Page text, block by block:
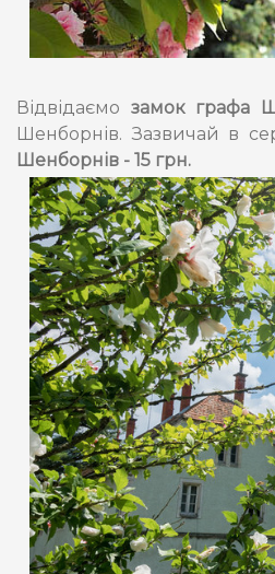
Відвідаємо замок графа
Шенборнів. Зазвичай в
Шенборнів - 15 грн.